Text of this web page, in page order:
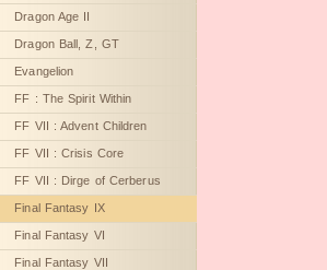
Dragon Age II
Dragon Ball, Z, GT
Evangelion
FF : The Spirit Within
FF VII : Advent Children
FF VII : Crisis Core
FF VII : Dirge of Cerberus
Final Fantasy IX
Final Fantasy VI
Final Fantasy VII